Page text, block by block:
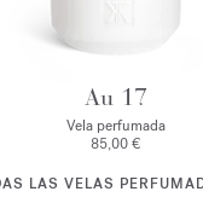
Au 17
Vela perfumada
85,00 €
LAS VELAS